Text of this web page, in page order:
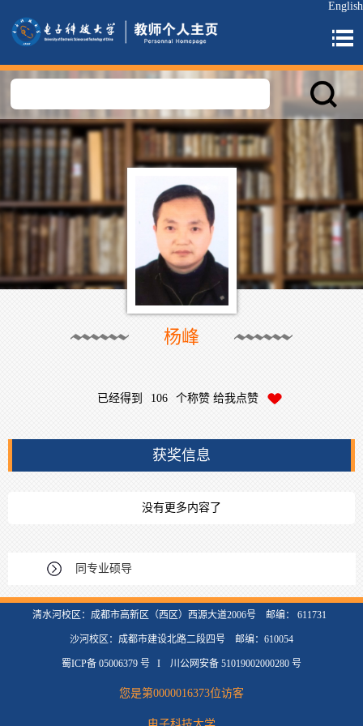
English
杨峰
已经得到 106 个称赞 给我点赞
获奖信息
没有更多内容了
同专业硕导
清水河校区：成都市高新区（西区）西源大道2006号 邮编： 611731
沙河校区：成都市建设北路二段四号 邮编：610054
蜀ICP备 05006379 号 I 川公网安备 51019002000280 号
您是第0000016373位访客